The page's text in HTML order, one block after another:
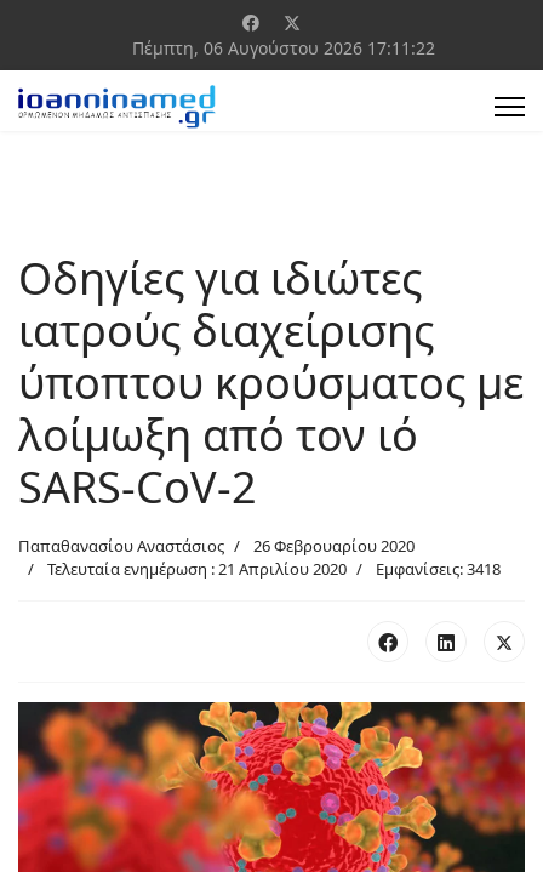
Πέμπτη, 06 Αυγούστου 2026 17:11:23
Οδηγίες για ιδιώτες
ιατρούς διαχείρισης
ύποπτου κρούσματος με
λοίμωξη από τον ιό
SARS-CoV-2
Παπαθανασίου Αναστάσιος
26 Φεβρουαρίου 2020
Τελευταία ενημέρωση : 21 Απριλίου 2020
Εμφανίσεις: 3418